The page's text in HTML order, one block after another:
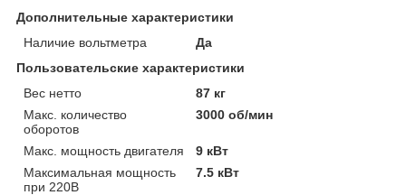
Дополнительные характеристики
Наличие вольтметра
Да
Пользовательские характеристики
Вес нетто
87 кг
Макс. количество
оборотов
3000 об/мин
Макс. мощность двигателя
9 кВт
Максимальная мощность
при 220В
7.5 кВт